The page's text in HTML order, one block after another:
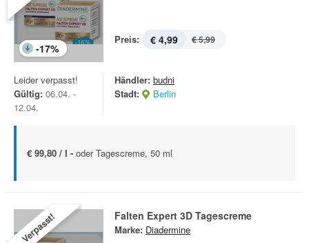
-17%
Preis: € 4,99 € 5,99
Leider verpasst!
Gültig: 06.04. -
12.04.
Händler: budni
Stadt:
Berlin
€ 99,80 / l - oder Tagescreme, 50 ml
Verpasst! Falten Expert 3D Tagescreme
Marke: Diadermine